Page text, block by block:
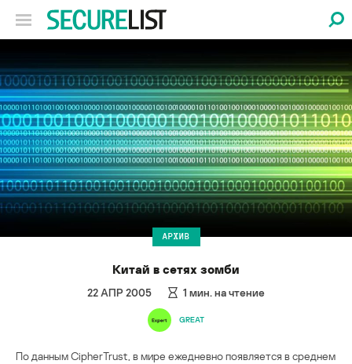
АРХИВ
Китай в сетях зомби
22 АПР 2005 1 мин. на чтение
GREAT
По данным CipherTrust, в мире ежедневно появляется в среднем